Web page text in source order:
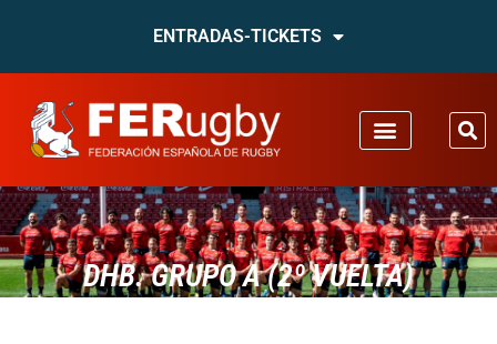
ENTRADAS-TICKETS
DHB. GRUPO A (2º VUELTA)